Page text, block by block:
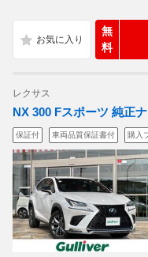
無
料
レクサス
NX 300 Fスポーツ 純正
保証付 車両品質保証書付 購入